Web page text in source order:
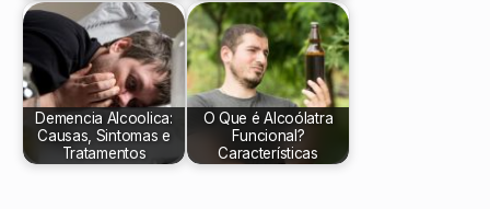
Demencia Alcoolica:
Causas, Sintomas e
Tratamentos
O Que é Alcoólatra
Funcional?
Características